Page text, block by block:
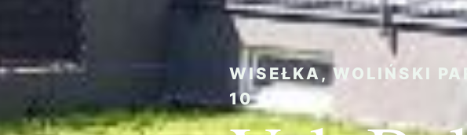
WISEŁKA, WOLIŃSKI
10